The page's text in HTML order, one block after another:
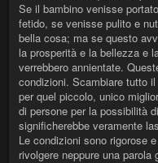
Se il bambino venisse
fetido, se venisse pulito e
bella cosa; ma se questo
la prosperità e la bellezza e
verrebbero annientate.
condizioni. Scambiare tutto
per quel piccolo, unico
di persone per la possibilità
significherebbe veramente
Le condizioni sono rigorose
rivolgere neppure una parola